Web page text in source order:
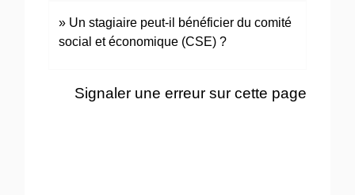
Un stagiaire peut-il bénéficier du comité
social et économique (CSE) ?
Signaler une erreur sur cette page